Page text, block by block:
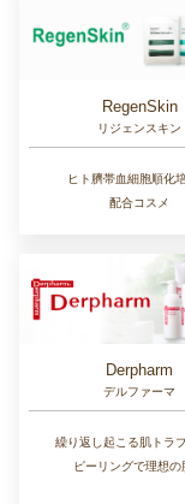
RegenSkin
リジェンスキン
ヒト臍帯血細胞順化
配合コスメ
Derpharm
デルファーマ
繰り返し起こる肌トラブ
ピーリングで理想の